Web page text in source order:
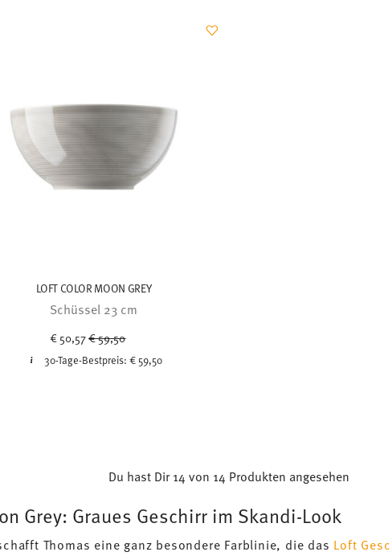
LOFT COLOR MOON GREY
Schüssel 23 cm
€ 50,57Price reduced from
€ 59,50
30-Tage-Bestpreis: € 59,50
Du hast Dir 14 von 14 Produkten angesehen
Grey: Graues Geschirr im Skandi-Look
Thomas eine ganz besondere Farblinie, die das Loft